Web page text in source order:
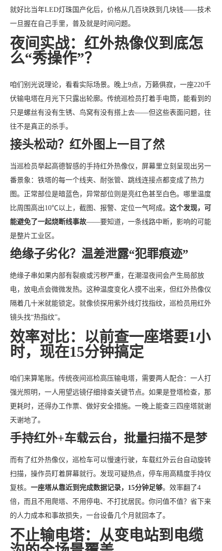
就好比当年LED灯珠国产化后，价格从几百块跌到几块钱——技术
一旦握在自己手里，普及就是时间问题。
夜间实战：红外热像仪到底怎
么“秀操作”？
咱们别光说理论，看看实际场景。晚上9点，万籁俱寂，一座220千
伏输电塔在月光下只露出轮廓。传统巡检员打着手电筒，能看到的
只是螺丝有没有生锈、鸟窝有没有搭上去——但这些表面问题，往
往不是真正的杀手。
接头松动？红外图上一目了然
当巡检员举起高德智感的手持红外热像仪，屏幕里立刻呈现出另一
番景象：铁塔的每一个线夹、耐张管、跳线连接点都变成了热力
图。正常部位是暗蓝色，异常部位则是亮红色甚至白色。哪里温度
比周围高出10℃以上，截图、报警、定位一气呵成。 这个发现，可
能避免了一起烧断线事故——要知道，一条线路中断，影响的可能
是整片工业区。
绝缘子劣化？温差泄露“犯罪痕迹”
绝缘子串如果内部有裂痕或污秽严重，在潮湿夜间会产生局部放
电，放电点会微微发热。这种温度变化人摸不出来，但红外热像仪
隔着几十米就能锁定。就像侦探用紫外线灯找指纹，巡检员用红外
镜头找“热指纹”。
效率对比：以前查一座塔要1小
时，现在15分钟搞定
咱们来算笔账。传统夜间巡检高压输电塔，需要两人配合：一人打
强光照明，一人用望远镜仔细排查关键节点。如果是登塔检查，那
更耗时，还得办工作票、做好安全措施。一晚上能查三四座塔就谢
天谢地了。
手持红外+车载云台，批量扫描不是梦
而有了红外热像仪，巡检车可以慢速行驶，车载红外云台自动旋转
扫描，操作员盯着屏幕就行。发现可疑热点，停车用高精度手持仪
复核。 一座塔从靠近到完成数据记录，15分钟足够。效率翻了4
倍，而且不用爬塔、不用停电、不打扰居民。你问值不值？省下来
的人力成本和事故损失，一台设备几个月就回本了。
不止输电塔：从变电站到电缆